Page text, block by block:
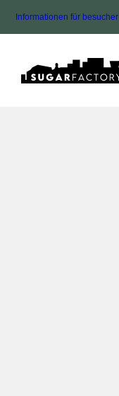
Informationen für besucher